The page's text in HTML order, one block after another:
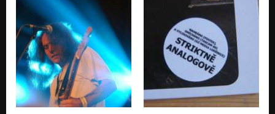
Tak to bývá
Nezařazeno